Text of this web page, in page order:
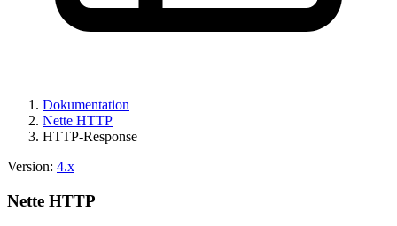
Dokumentation
Nette HTTP
HTTP-Response
Version: 4.x
Nette HTTP